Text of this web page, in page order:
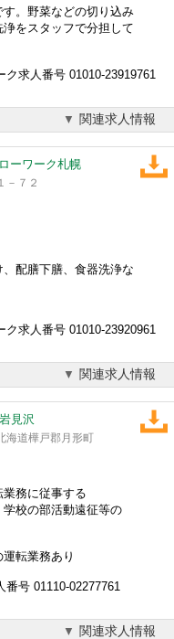
。野菜などの切り込み
浄をスタッフで分担して
求人番号 01010-23919761
関連求人情報
ーワーク札幌
－７２
配膳下膳、食器洗浄な
求人番号 01010-23920961
関連求人情報
見沢
海道樺戸郡月形町
務に従事する
学校の部活動遠征等の
転業務あり
号 01110-02277761
関連求人情報